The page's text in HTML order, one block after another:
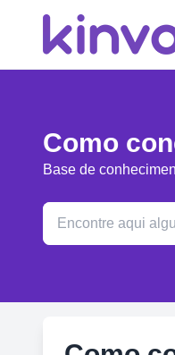
Como
Base de